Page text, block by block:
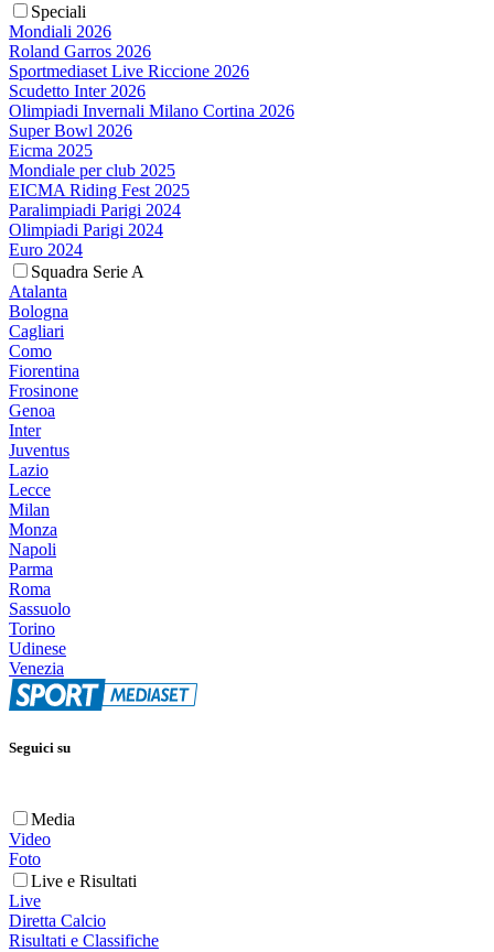
Speciali
Mondiali 2026
Roland Garros 2026
Sportmediaset Live Riccione 2026
Scudetto Inter 2026
Olimpiadi Invernali Milano Cortina 2026
Super Bowl 2026
Eicma 2025
Mondiale per club 2025
EICMA Riding Fest 2025
Paralimpiadi Parigi 2024
Olimpiadi Parigi 2024
Euro 2024
Squadra Serie A
Atalanta
Bologna
Cagliari
Como
Fiorentina
Frosinone
Genoa
Inter
Juventus
Lazio
Lecce
Milan
Monza
Napoli
Parma
Roma
Sassuolo
Torino
Udinese
Venezia
Seguici su
Media
Video
Foto
Live e Risultati
Live
Diretta Calcio
Risultati e Classifiche